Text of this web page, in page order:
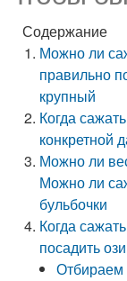
Содержание
Можно ли
правильно
крупный
Когда
конкретной
Можно ли
Можно ли
бульбочки
Когда
посадить
Отбираем